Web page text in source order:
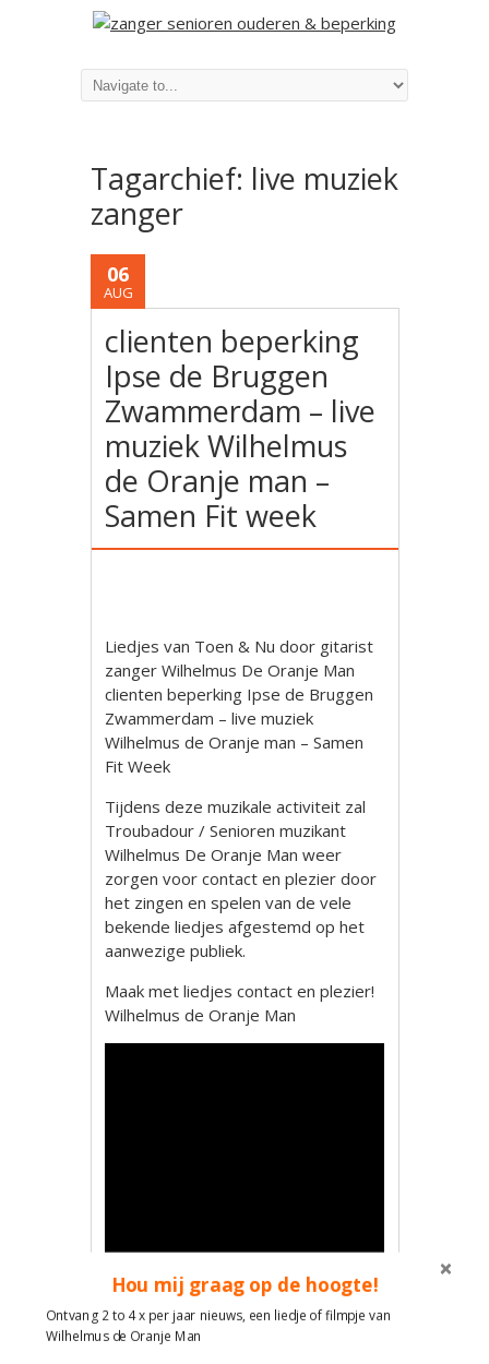
Tagarchief: live muziek
zanger
06
AUG
clienten beperking
Ipse de Bruggen
Zwammerdam – live
muziek Wilhelmus
de Oranje man –
Samen Fit week
Liedjes van Toen & Nu door gitarist
zanger Wilhelmus De Oranje Man
clienten beperking Ipse de Bruggen
Zwammerdam – live muziek
Wilhelmus de Oranje man – Samen
Fit Week
Tijdens deze muzikale activiteit zal
Troubadour / Senioren muzikant
Wilhelmus De Oranje Man weer
zorgen voor contact en plezier door
het zingen en spelen van de vele
bekende liedjes afgestemd op het
aanwezige publiek.
Maak met liedjes contact en plezier!
Wilhelmus de Oranje Man
Hou mij graag op de hoogte!
Ontvang 2 to 4 x per jaar nieuws, een liedje of filmpje van
Wilhelmus de Oranje Man